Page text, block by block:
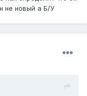
не новый а Б/У